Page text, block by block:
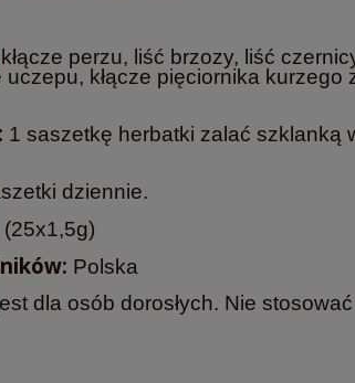
perzu, liść brzozy, liść
kłącze pięciornika
1 saszetkę herbatki zalać szklanką
dziennie.
Polska
dla osób dorosłych. Nie